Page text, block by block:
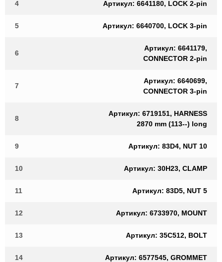
4 Артикул: 6641180, LOCK 2-pin
5 Артикул: 6640700, LOCK 3-pin
6
Артикул: 6641179,
CONNECTOR 2-pin
7
Артикул: 6640699,
CONNECTOR 3-pin
8
Артикул: 6719151, HARNESS
2870 mm (113--) long
9 Артикул: 83D4, NUT 10
10 Артикул: 30H23, CLAMP
11 Артикул: 83D5, NUT 5
12 Артикул: 6733970, MOUNT
13 Артикул: 35C512, BOLT
14 Артикул: 6577545, GROMMET